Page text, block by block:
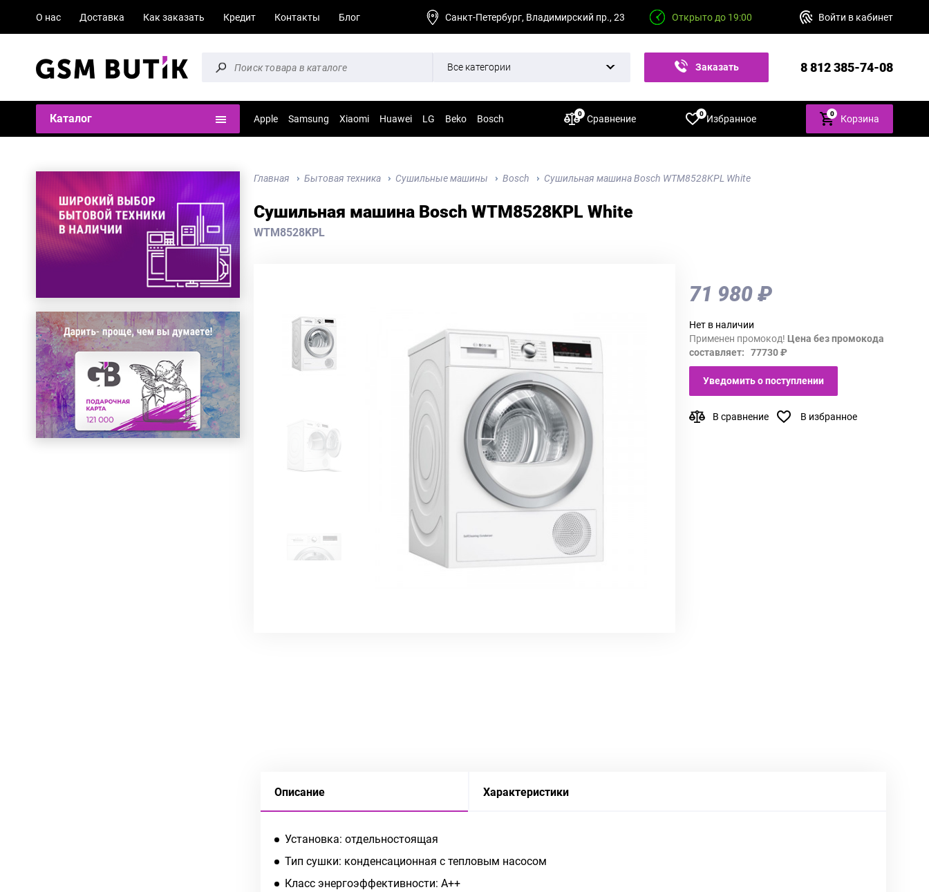
О нас Доставка Как заказать Кредит Контакты Блог Санкт-Петербург, Владимирский пр., 23 Открыто до 19:00 Войти в кабинет
Все категории Заказать 8 812 385-74-08
Каталог Apple Samsung Xiaomi Huawei LG Beko Bosch Сравнение
0 Избранное
0 0 Корзина
Главная Бытовая техника Сушильные машины Bosch Сушильная машина Bosch WTM8528KPL White
Сушильная машина Bosch WTM8528KPL White
WTM8528KPL
71 980 ₽
Нет в наличии
Применен промокод! Цена без промокода
составляет: 77730 ₽
Уведомить о поступлении
В сравнение В избранное
Описание Характеристики
Установка: отдельностоящая
Тип сушки: конденсационная с тепловым насосом
Класс энергоэффективности: A++